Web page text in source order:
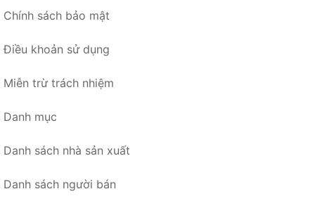
Chính sách bảo mật
Điều khoản sử dụng
Miễn trừ trách nhiệm
Danh mục
Danh sách nhà sản xuất
Danh sách người bán